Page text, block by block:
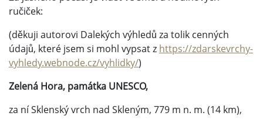
ručiček:
(děkuji autorovi Dalekých výhledů za tolik cenných
údajů, které jsem si mohl vypsat z https://zdarskevrchy-
vyhledy.webnode.cz/vyhlidky/)
Zelená Hora, památka UNESCO,
za ní Sklenský vrch nad Skleným, 779 m n. m. (14 km),